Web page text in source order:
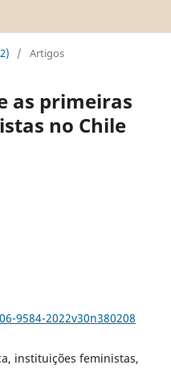
/ Artigos
as primeiras
no Chile
9584-2022v30n380208
instituições feministas,